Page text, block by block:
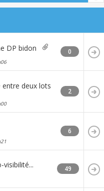
DP bidon 0
entre deux lots
2
6
visibilité... 49